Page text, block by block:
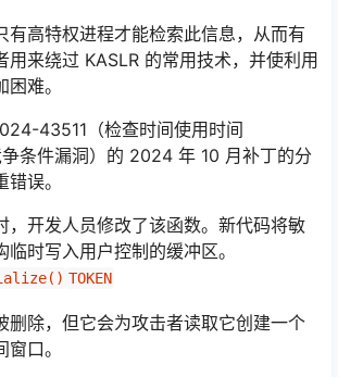
有高特权进程才能检索此信息，从而有
用来绕过 KASLR 的常用技术，并使利用
难。
43511（检查时间使用时间
争条件漏洞）的 2024 年 10 月补丁的分
误。
，开发人员修改了该函数。新代码将敏
时写入用户控制的缓冲区。
TOKEN
删除，但它会为攻击者读取它创建一个
口。